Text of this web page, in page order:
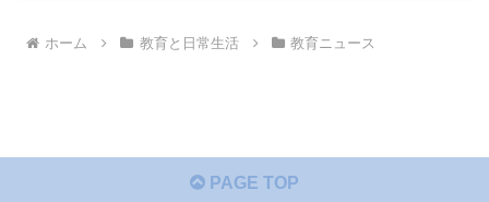
ホーム 教育と日常生活 教育ニュース
PAGE TOP